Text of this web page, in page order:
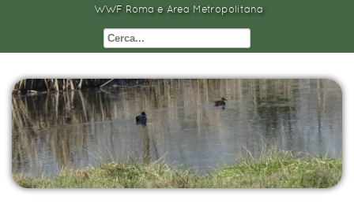
WWF Roma e Area Metropolitana